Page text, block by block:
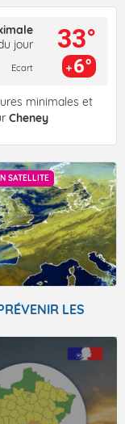
jour
Ecart
33°
6°
minimales et
Cheney
SATELLITE
LES